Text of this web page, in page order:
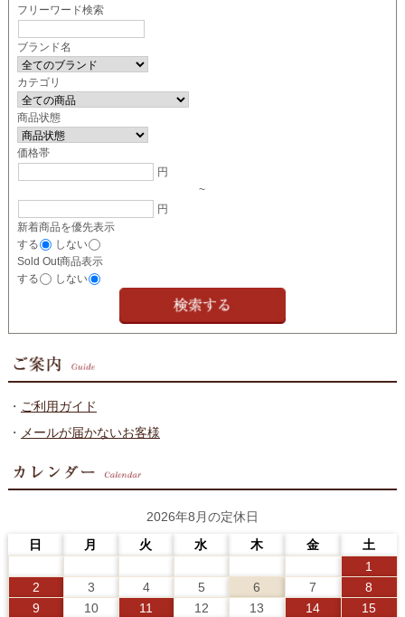
フリーワード検索
ブランド名
カテゴリ
商品状態
価格帯
円
~
円
新着商品を優先表示
する
しない
Sold Out商品表示
する
しない
・ ご利用ガイド
・ メールが届かないお客様
2026年8月の定休日
日
月 火 水 木 金
土
1
2
3 4 5 6 7
8
9
10 11 12 13 14
15